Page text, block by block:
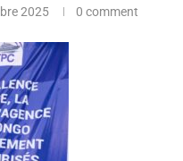
2025 0 comment